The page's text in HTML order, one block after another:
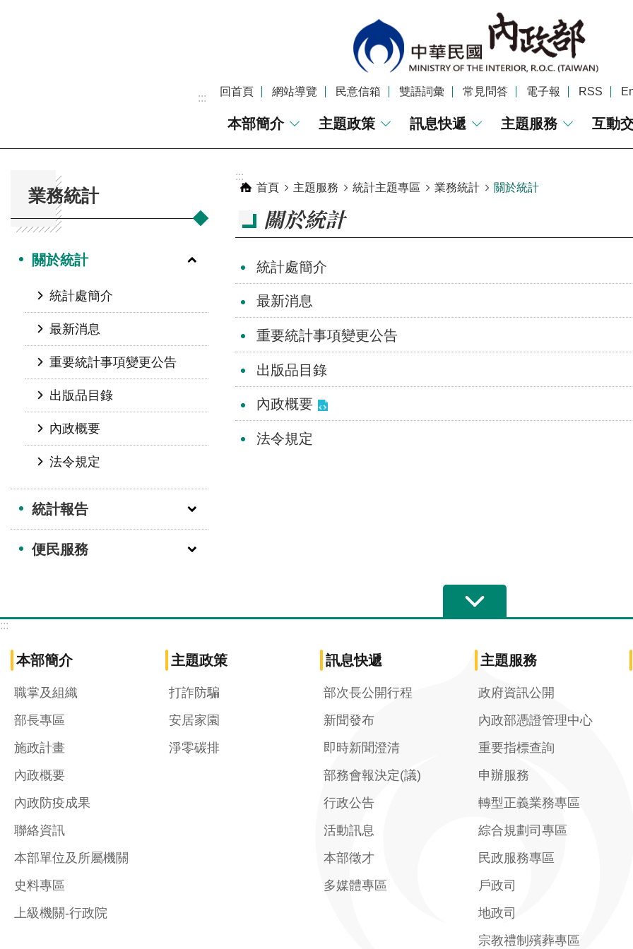
:::
回首頁 網站導覽 民意信箱 雙語詞彙 常見問答 電子報 RSS
本部簡介 主題政策 訊息快遞 主題服務 互動
業務統計
關於統計
統計處簡介
最新消息
重要統計事項變更公告
出版品目錄
內政概要
法令規定
統計報告
便民服務
:::
首頁
主題服務 統計主題專區 業務統計 關於統計
關於統計
統計處簡介
最新消息
重要統計事項變更公告
出版品目錄
內政概要
法令規定
:::
本部簡介
職掌及組織
部長專區
施政計畫
內政概要
內政防疫成果
聯絡資訊
本部單位及所屬機關
史料專區
上級機關-行政院
主題政策
打詐防騙
安居家園
淨零碳排
訊息快遞
部次長公開行程
新聞發布
即時新聞澄清
部務會報決定(議)
行政公告
活動訊息
本部徵才
多媒體專區
主題服務
政府資訊公開
內政部憑證管理中心
重要指標查詢
申辦服務
轉型正義業務專區
綜合規劃司專區
民政服務專區
戶政司
地政司
宗教禮制殯葬專區